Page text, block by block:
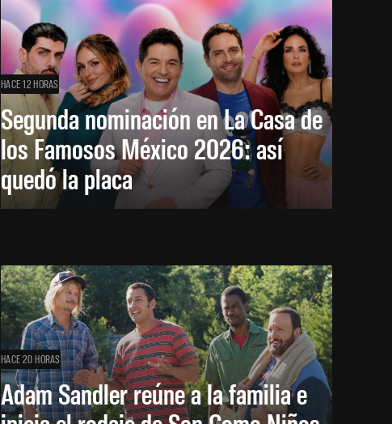
HACE 12 HORAS
Segunda nominación en La Casa de
los Famosos México 2026: así
quedó la placa
HACE 20 HORAS
Adam Sandler reúne a la familia e